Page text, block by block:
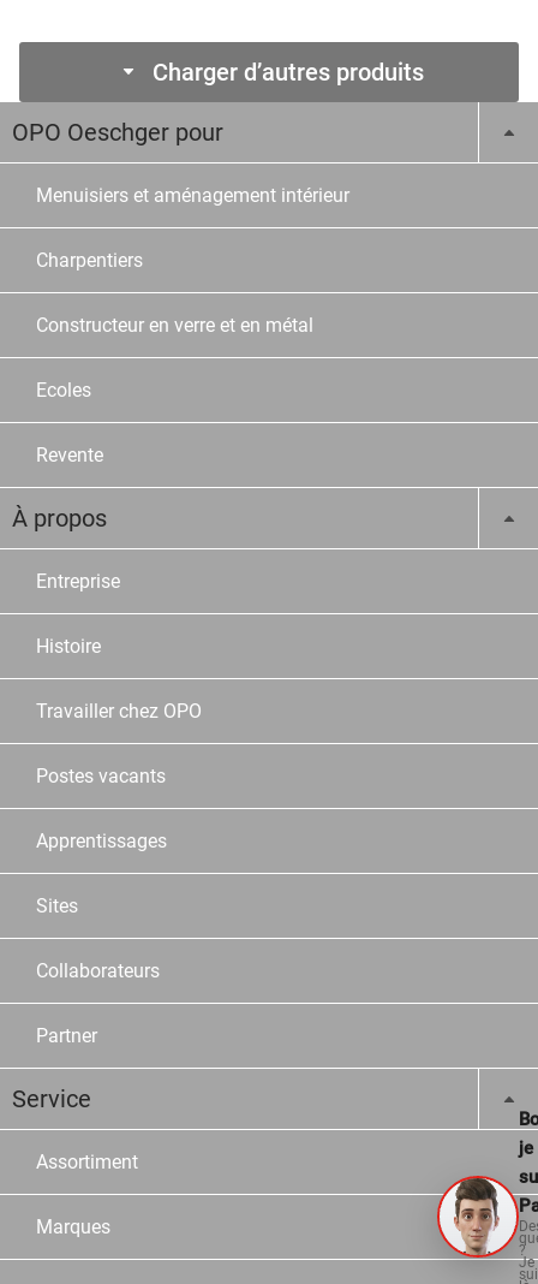
Charger d’autres produits
OPO Oeschger pour
Menuisiers et aménagement intérieur
Charpentiers
Constructeur en verre et en métal
Ecoles
Revente
À propos
Entreprise
Histoire
Travailler chez OPO
Postes vacants
Apprentissages
Sites
Collaborateurs
Partner
Service
Assortiment
Marques
je
?
Je